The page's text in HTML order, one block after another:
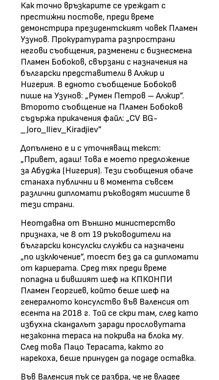
Как точно връзкарите се уреждат с
престижни постове, преди време
демонстрира президентският човек Пламен
Узунов. Прокуратурата разпространи
негови съобщения, разменени с бизнесмена
Пламен Бобоков, свързани с назначения на
български представители в Алжир и
Нигерия. В едното съобщение Бобоков
пише на Узунов: „Румен Петров – Алжир”.
Второто съобщение на Пламен Бобоков
съдържа прикачения файл: „CV­­­­­­ ­­­­BG­
_Joro_Iliev_Kiradjiev”
Допълнено е и с уточняващ текст:
„Привет, адаш! Това е моето предложение
за Абуджа (Нигерия). Тези съобщения обаче
станаха публични и в момента съвсем
различни дипломати ръководят мисиите в
тези страни.
Неотдавна от Външно министерство
признаха, че 8 от 19 ръководители на
български консулски служби са назначени
„по изключение”, тоест без да са дипломати
от кариерата. Сред тях преди време
попадна и бившият шеф на КПКОНПИ
Пламен Георгиев, който беше шеф на
генералното консулство във Валенсия от
есента на 2018 г. Той се скри там, след като
избухна скандалът заради прословутата
незаконна тераса на покрива на блока му.
След това Пацо Терасата, както го
нарекоха, беше принуден да подаде оставка.
Във Валенсия пък се разбра, че не владее